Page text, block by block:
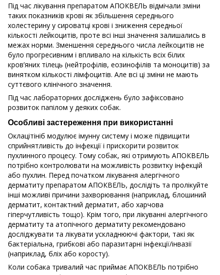
Під час лікування препаратом АПОКВЕЛЬ відмічали зміни
таких показників крові як збільшення середнього
холестерину у сироватці крові і зниження середньої
кількості лейкоцитів, проте всі інші значення залишались в
межах норми. Зменшення середнього числа лейкоцитів не
було прогресивним і впливало на кількість всіх білих
кров’яних тілець (нейтрофілів, еозинофілів та моноцитів) за
винятком кількості лімфоцитів. Але всі ці зміни не мають
суттєвого клінічного значення.
Під час лабораторних досліджень було зафіксовано
розвиток папілом у деяких собак.
Особливі застереження при використанні
Оклацітініб модулює імунну систему і може підвищити
сприйнятливість до інфекції і прискорити розвиток
пухлинного процесу. Тому собак, які отримують АПОКВЕЛЬ
потрібно контролювати на можливість розвитку інфекцій
або пухлин. Перед початком лікування алергічного
дерматиту препаратом АПОКВЕЛЬ, дослідіть та пролікуйте
інші можливі причини захворювання (наприклад, блошиний
дерматит, контактний дерматит, або харчова
гіперчутливість тощо). Крім того, при лікуванні алергічного
дерматиту та атопічного дерматиту рекомендовано
досліджувати та лікувати ускладнюючі фактори, такі як
бактеріальна, грибкові або паразитарні інфекції/інвазії
(наприклад, бліх або коросту).
Коли собака тривалий час приймає АПОКВЕЛЬ потрібно